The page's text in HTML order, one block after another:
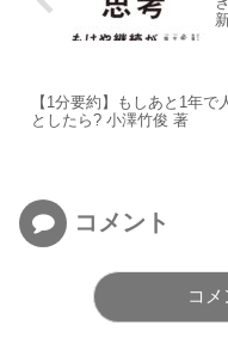
【1分要約】もしあと1年で
としたら? 小澤竹俊 著
コメント
コ